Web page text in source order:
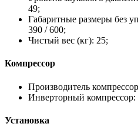
49;
Габаритные размеры без
390 / 600;
Чистый вес (кг): 25;
Компрессор
Производитель
Инверторный компрессор:
Установка